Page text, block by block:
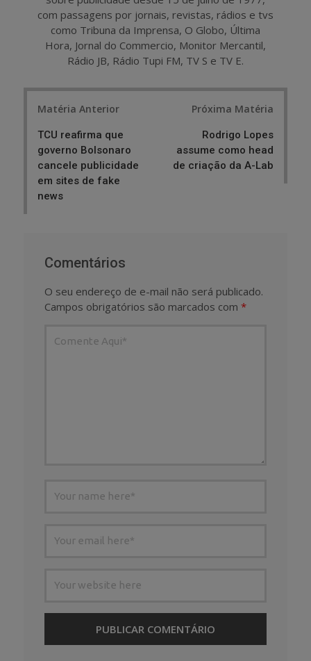
com passagens por jornais, revistas, rádios e tvs
como Tribuna da Imprensa, O Globo, Última
Hora, Jornal do Commercio, Monitor Mercantil,
Rádio JB, Rádio Tupi FM, TV S e TV E.
Matéria Anterior
TCU reafirma que
governo Bolsonaro
cancele publicidade
em sites de fake
news
Próxima Matéria
Rodrigo Lopes
assume como head
de criação da A-Lab
Comentários
O seu endereço de e-mail não será publicado.
Campos obrigatórios são marcados com *